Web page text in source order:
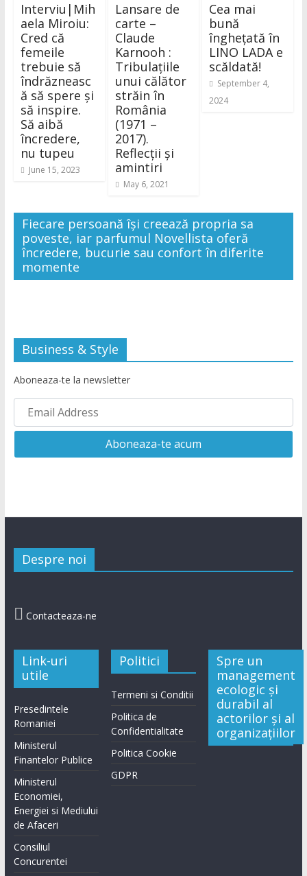
Interviu|Mih
aela Miroiu:
Cred că
femeile
trebuie să
îndrăzneasc
ă să spere și
să inspire.
Să aibă
încredere,
nu tupeu
June 15, 2023
Lansare de
carte –
Claude
Karnooh :
Tribulațiile
unui călător
străin în
România
(1971 –
2017).
Reflecții și
amintiri
May 6, 2021
Cea mai
bună
înghețată în
LINO LADA e
scăldată!
September 4,
2024
Fiecare persoană își creează propria sa
poveste, iar parfumul Novellista oferă
încredere, bucurie sau confort în diferite
momente
Business & Style
Aboneaza-te la newsletter
Despre noi
 Contacteaza-ne
Link-uri
utile
Presedintele
Romaniei
Ministerul
Finantelor Publice
Ministerul
Economiei,
Energiei si Mediului
de Afaceri
Consiliul
Concurentei
Politici
Termeni si Conditii
Politica de
Confidentialitate
Politica Cookie
GDPR
Spre un
management
ecologic și
durabil al
actorilor și al
organizațiilor